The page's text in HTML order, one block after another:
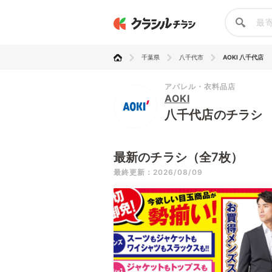
千葉県 八千代市 AOKI 八千代店
アパレル・衣料品店
AOKI
八千代店のチラシ
最新のチラシ（全7枚）
最終更新：2026/08/09